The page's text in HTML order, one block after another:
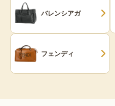
バレンシアガ
フェンディ